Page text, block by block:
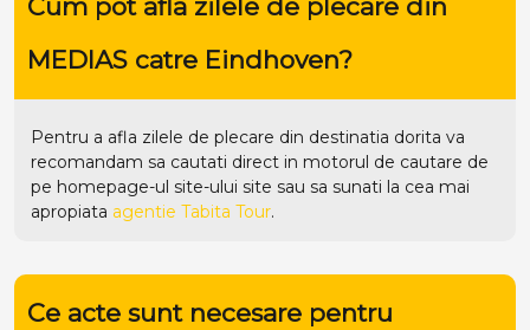
Cum pot afla zilele de plecare din
MEDIAS catre Eindhoven?
Pentru a afla zilele de plecare din destinatia dorita va
recomandam sa cautati direct in motorul de cautare de
pe homepage-ul site-ului site sau sa sunati la cea mai
apropiata agentie Tabita Tour.
Ce acte sunt necesare pentru